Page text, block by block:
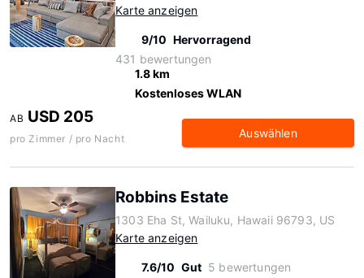
Karte anzeigen
9/10 Hervorragend
431 bewertungen
1.8 km
Kostenloses WLAN
AB USD 205
pro Zimmer / pro Nacht Auswählen
Robbins Estate
1303 Eha St, Wailuku, Hawaii 96793, US
Karte anzeigen
7.6/10 Gut 5 bewertungen